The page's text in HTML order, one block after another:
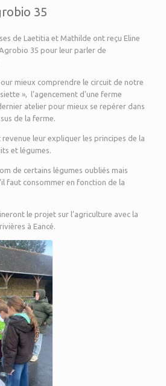
35
de Laetitia et Mathilde ont reçu Eline
35 pour leur parler de
mieux comprendre le circuit de notre
», l’agencement d’une ferme
atelier pour mieux se repérer dans
de la ferme.
leur expliquer les principes de la
et légumes.
de certains légumes oubliés mais
faut consommer en fonction de la
le projet sur l’agriculture avec la
à Eancé.